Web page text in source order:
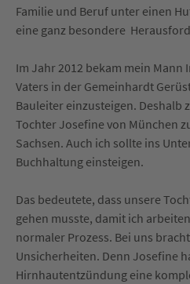
Familie und Beruf unter einen
eine ganz besondere
Im Jahr 2012 bekam mein Mann
Vaters in der Gemeinhardt
Bauleiter einzusteigen. Deshalb
Tochter Josefine von München
Sachsen. Auch ich sollte ins
Buchhaltung einsteigen.
Das bedeutete, dass unsere
gehen musste, damit ich
normaler Prozess. Bei uns
Unsicherheiten. Denn Josefine
Hirnhautentzündung eine